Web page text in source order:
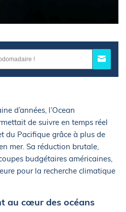
d’années, l’Ocean
de suivre en temps réel
du Pacifique grâce à plus de
mer. Sa réduction brutale,
budgétaires américaines,
pour la recherche climatique
au cœur des océans